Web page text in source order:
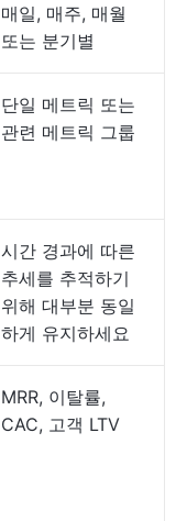
매일, 매주, 매월
또는 분기별
단일 메트릭 또는
관련 메트릭 그룹
시간 경과에 따른
추세를 추적하기
위해 대부분 동일
하게 유지하세요
MRR, 이탈률,
CAC, 고객 LTV